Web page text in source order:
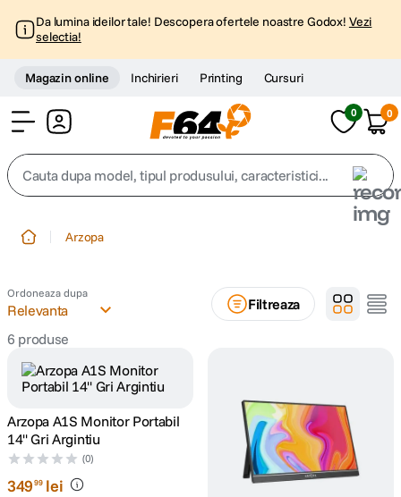
Da lumina ideilor tale! Descopera ofertele noastre Godox! Vezi
selectia!
Magazin online Inchirieri Printing Cursuri
0 0
Cauta dupa model, tipul produsului, caracteristici...
2. trepied
. peak design
5 canon sx740 hs
6. lavaliera
Arzopa
Ordoneaza dupa
Relevanta
Filtreaza
6 produse
Arzopa A1S Monitor Portabil
14'' Gri Argintiu
(0)
34999 lei